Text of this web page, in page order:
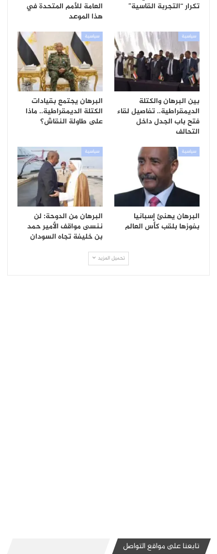
تكرار “التجربة القاسية”
العامة للأمم المتحدة في
هذا الموعد
سياسية
بين البرهان والكتلة
الديمقراطية.. تفاصيل لقاء
فتح باب الجدل داخل
التحالف
سياسية
البرهان يجتمع بقيادات
الكتلة الديمقراطية.. ماذا
على طاولة النقاش؟
سياسية
البرهان يهنئ إسبانيا
بفوزها بلقب كأس العالم
سياسية
البرهان من الدوحة: لن
ننسى مواقف الأمير حمد
بن خليفة تجاه السودان
تحميل المزيد
تابعنا على مواقع التواصل